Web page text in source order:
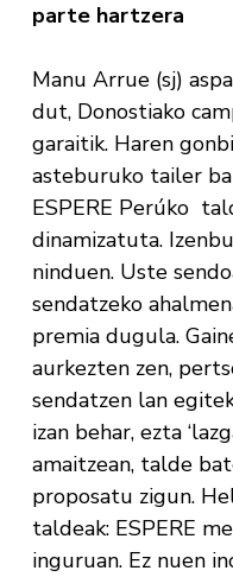
parte hartzera
Manu Arrue (sj)
dut, Donostiako
garaitik. Haren
asteburuko tailer
ESPERE Perúko
dinamizatuta.
ninduen. Uste
sendatzeko
premia dugula.
aurkezten zen,
sendatzen lan
izan behar, ezta
amaitzean, talde
proposatu zigun.
taldeak: ESPERE
inguruan. Ez nuen